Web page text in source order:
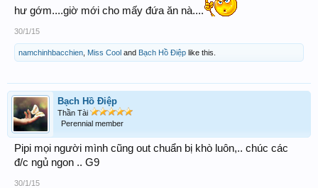
hư gớm....giờ mới cho mấy đứa ăn nà....
30/1/15
namchinhbacchien Miss Cool and Bạch Hồ Điệp like this.
Bạch Hồ Điệp
Thần Tài
Perennial member
Pipi mọi người mình cũng out chuẩn bị khò luôn,.. chúc các
đ/c ngủ ngon .. G9
30/1/15